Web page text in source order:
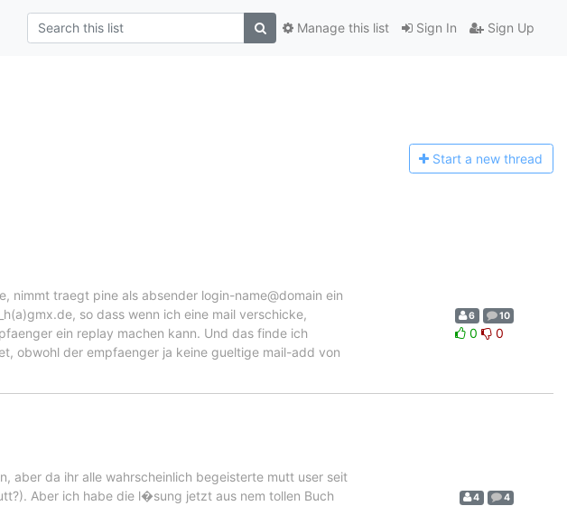
Sign In Sign Up
Manage this list
Start a new thread
nimmt traegt pine als absender login-name@domain ein
so dass wenn ich eine mail verschicke,
ein replay machen kann. Und das finde ich
obwohl der empfaenger ja keine gueltige mail-add von
6 10
0 0
aber da ihr alle wahrscheinlich begeisterte mutt user seit
Aber ich habe die l�sung jetzt aus nem tollen Buch
4 4